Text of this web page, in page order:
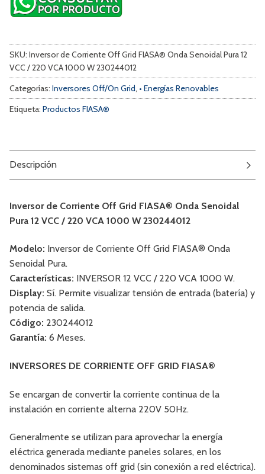
SKU: Inversor de Corriente Off Grid FIASA® Onda Senoidal Pura 12
VCC / 220 VCA 1000 W 230244012
Categorías: Inversores Off/On Grid, • Energías Renovables
Etiqueta: Productos FIASA®
Descripción
Inversor de Corriente Off Grid FIASA® Onda Senoidal
Pura 12 VCC / 220 VCA 1000 W 230244012
Modelo: Inversor de Corriente Off Grid FIASA® Onda
Senoidal Pura.
Características: INVERSOR 12 VCC / 220 VCA 1000 W.
Display: Sí. Permite visualizar tensión de entrada (batería) y
potencia de salida.
Código: 230244012
Garantía: 6 Meses.
INVERSORES DE CORRIENTE OFF GRID FIASA®
Se encargan de convertir la corriente continua de la
instalación en corriente alterna 220V 50Hz.
Generalmente se utilizan para aprovechar la energía
eléctrica generada mediante paneles solares, en los
denominados sistemas off grid (sin conexión a red eléctrica).